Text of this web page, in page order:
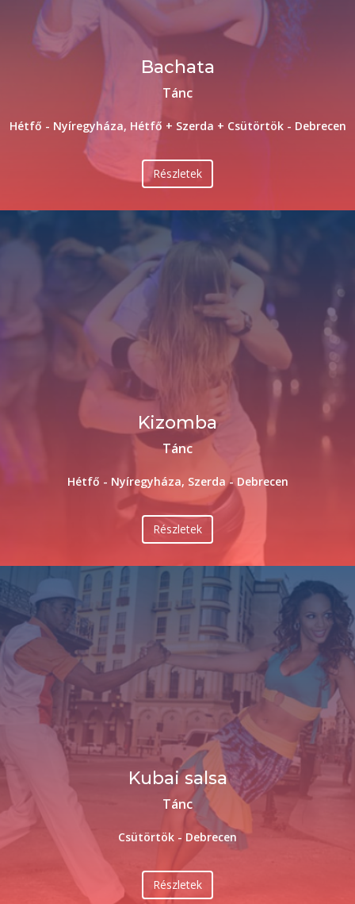
Bachata
Tánc
Hétfő - Nyíregyháza, Hétfő + Szerda + Csütörtök - Debrecen
Részletek
Kizomba
Tánc
Hétfő - Nyíregyháza, Szerda - Debrecen
Részletek
Kubai salsa
Tánc
Csütörtök - Debrecen
Részletek